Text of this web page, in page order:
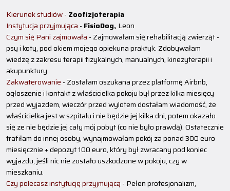
Kierunek studiów- Zoofizjoterapia
Instytucja przyjmująca - FisioDog, Leon
Czym się Pani zajmowała - Zajmowałam się rehabilitacją zwierząt -
psy i koty, pod okiem mojego opiekuna praktyk. Zdobywałam
wiedzę z zakresu terapii fizykalnych, manualnych, kinezyterapii i
akupunktury.
Zakwaterowanie - Zostałam oszukana przez platformę Airbnb,
ogłoszenie i kontakt z właścicielka pokoju był przez kilka miesięcy
przed wyjazdem, wieczór przed wylotem dostałam wiadomość, że
właścicielka jest w szpitalu i nie będzie jej kilka dni, potem okazało
się ze nie będzie jej cały mój pobyt (co nie było prawdą). Ostatecznie
trafiłam do innej osoby, wynajmowałam pokój za ponad 300 euro
miesięcznie + depozyt 100 euro, który był zwracany pod koniec
wyjazdu, jeśli nic nie zostało uszkodzone w pokoju, czy w
mieszkaniu.
Czy polecasz instytucję przyjmującą - Pełen profesjonalizm,